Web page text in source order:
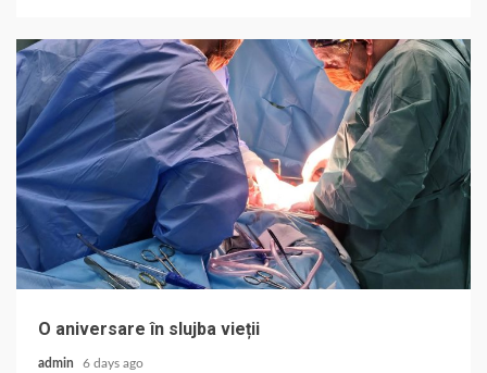
O aniversare în slujba vieții
admin 6 days ago